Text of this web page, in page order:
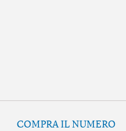
COMPRA IL NUMERO